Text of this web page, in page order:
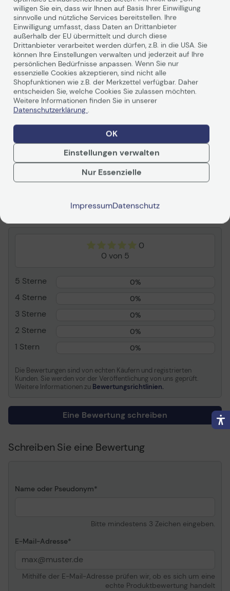
Allgemein
Hersteller
Canon
Herst.Art.Nr.
5273C001
EAN
4549292188530
Hauptmerkmale
Produktbeschreibung
Canon PFI-2100 G - grün
- original - Tintenbehälter
Tintenbehälter
Tintenstrahl
Druckfarbe
Grün (pigmentiert)
160 ml
2000, GP-4000
Verbrauchsmaterial
Drucktechnologie
Tintenstrahl
Farbe
Grün (pigmentiert)
Kapazität
160 ml
Informationen zur Kompatibilität
GP-2000, GP-4000
Allgemein
Weiterlesen
Bewertungen
Zusammenfassung
0
0 von 5
5 Sterne 0%
4 Sterne 0%
3 Sterne 0%
2 Sterne 0%
1 Stern 0%
Die Bewertungen sind von echten Käufern und registrierten
Kunden. Sie werden vor der Veröffentlichung von uns geprüft.
Weitere Informationen zu Bewertungsrichtlinien.
Eine Bewertung schreiben
Schreiben Sie eine Bewertung
Name oder Pseudonym
Bitte mindestens 3 Zeichen eingeben.
E-Mail-Adresse
Mithilfe der E-Mail-Adresse prüfen wir, ob es sich um eine
echte Produktbewertung handelt
willigen Sie ein, dass wir Ihnen auf Basis Ihrer Einwilligung
sinnvolle und nützliche Services bereitstellen. Ihre
Einwilligung umfasst, dass Daten an Drittanbieter
außerhalb der EU übermittelt und durch diese
Drittanbieter verarbeitet werden dürfen, z.B. in die USA. Sie
können Ihre Einstellungen verwalten und jederzeit auf Ihre
persönlichen Bedürfnisse anpassen. Wenn Sie nur
essenzielle Cookies akzeptieren, sind nicht alle
Shopfunktionen wie z.B. der Merkzettel verfügbar. Daher
entscheiden Sie, welche Cookies Sie zulassen möchten.
Weitere Informationen finden Sie in unserer
Datenschutzerklärung .
OK
Einstellungen verwalten
Nur Essenzielle
ImpressumDatenschutz